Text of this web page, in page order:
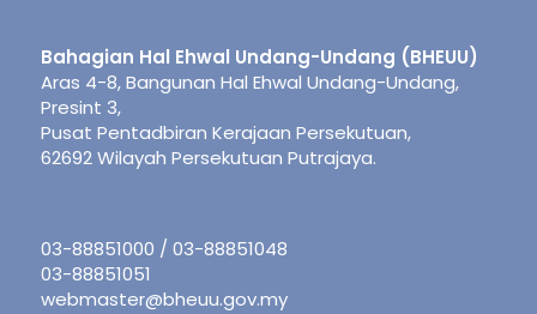
Bahagian Hal Ehwal Undang-Undang (BHEUU)
Aras 4-8, Bangunan Hal Ehwal Undang-Undang,
Presint 3,
Pusat Pentadbiran Kerajaan Persekutuan,
62692 Wilayah Persekutuan Putrajaya.
03-88851000 / 03-88851048
03-88851051
webmaster@bheuu.gov.my